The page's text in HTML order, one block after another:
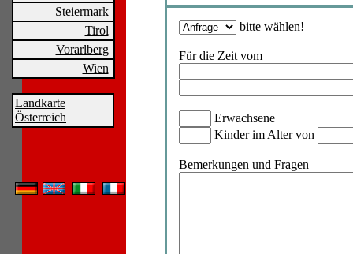
Steiermark
Tirol
Vorarlberg
Wien
Landkarte
Österreich
bitte wählen!
Für die Zeit vom
Erwachsene
Kinder im Alter von
Bemerkungen und Fragen